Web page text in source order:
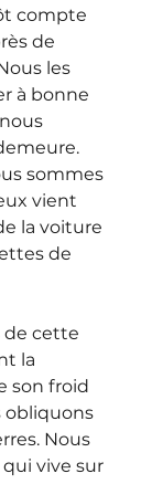
compte
de
les
à bonne
sommes
vient
la voiture
de
de cette
la
son froid
obliquons
Nous
vive sur